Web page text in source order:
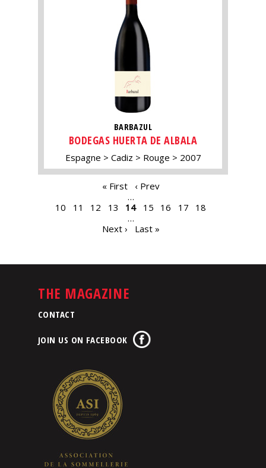
BARBAZUL
BODEGAS HUERTA DE ALBALA
Espagne Cadiz Rouge 2007
« First
‹ Prev
…
10
11 12 13 14 15 16 17
18
…
Next ›
Last »
THE MAGAZINE
CONTACT
JOIN US ON FACEBOOK